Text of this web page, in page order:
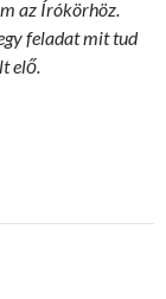
az Írókörhöz.
feladat mit tud
elő.